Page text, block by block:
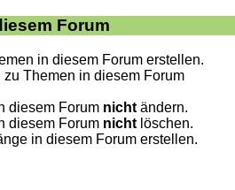
Forum
in diesem Forum erstellen.
zu Themen in diesem Forum
diesem Forum nicht ändern.
diesem Forum nicht löschen.
in diesem Forum erstellen.